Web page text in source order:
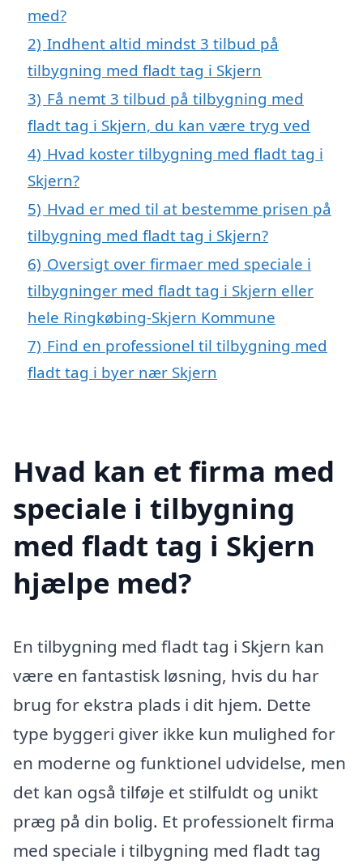
med?
2) Indhent altid mindst 3 tilbud på
tilbygning med fladt tag i Skjern
3) Få nemt 3 tilbud på tilbygning med
fladt tag i Skjern, du kan være tryg ved
4) Hvad koster tilbygning med fladt tag i
Skjern?
5) Hvad er med til at bestemme prisen på
tilbygning med fladt tag i Skjern?
6) Oversigt over firmaer med speciale i
tilbygninger med fladt tag i Skjern eller
hele Ringkøbing-Skjern Kommune
7) Find en professionel til tilbygning med
fladt tag i byer nær Skjern
Hvad kan et firma med
speciale i tilbygning
med fladt tag i Skjern
hjælpe med?
En tilbygning med fladt tag i Skjern kan
være en fantastisk løsning, hvis du har
brug for ekstra plads i dit hjem. Dette
type byggeri giver ikke kun mulighed for
en moderne og funktionel udvidelse, men
det kan også tilføje et stilfuldt og unikt
præg på din bolig. Et professionelt firma
med speciale i tilbygning med fladt tag